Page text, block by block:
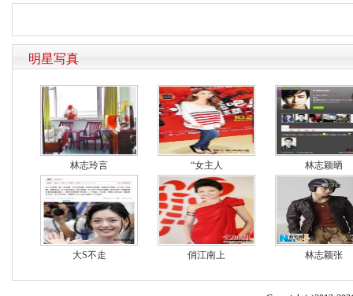
明星写真
林志玲言 “女主人 林志颖晒
大S不走 俏江南上 林志颖张